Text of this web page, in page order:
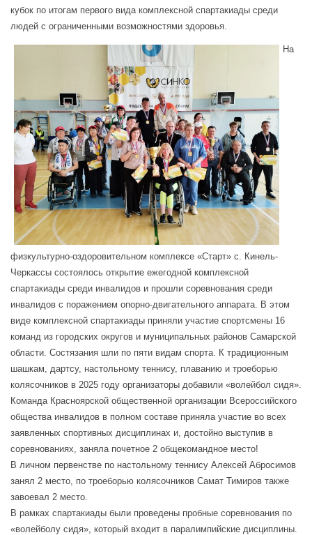
кубок по итогам первого вида комплексной спартакиады среди
людей с ограниченными возможностями здоровья.
На
физкультурно-оздоровительном комплексе «Старт» с. Кинель-
Черкассы состоялось открытие ежегодной комплексной
спартакиады среди инвалидов и прошли соревнования среди
инвалидов с поражением опорно-двигательного аппарата. В этом
виде комплексной спартакиады приняли участие спортсмены 16
команд из городских округов и муниципальных районов Самарской
области. Состязания шли по пяти видам спорта. К традиционным
шашкам, дартсу, настольному теннису, плаванию и троеборью
колясочников в 2025 году организаторы добавили «волейбол сидя».
Команда Красноярской общественной организации Всероссийского
общества инвалидов в полном составе приняла участие во всех
заявленных спортивных дисциплинах и, достойно выступив в
соревнованиях, заняла почетное 2 общекомандное место!
В личном первенстве по настольному теннису Алексей Абросимов
занял 2 место, по троеборью колясочников Самат Тимиров также
завоевал 2 место.
В рамках спартакиады были проведены пробные соревнования по
«волейболу сидя», который входит в паралимпийские дисциплины.